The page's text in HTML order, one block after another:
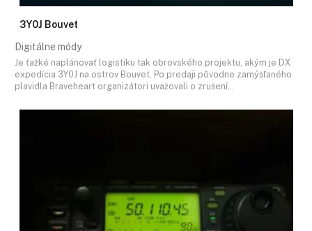
3Y0J Bouvet
Digitálne módy
Je ťažké naplánovať logistiku tak obrovského projektu, akým je DX
expedícia 3Y0J na ostrov Bouvet. Po predaji pôvodne zamýšľaného
plavidla Braveheart organizátori uvažovali o zrušení…